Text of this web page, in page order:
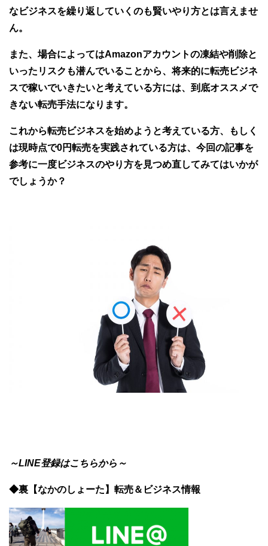
なビジネスを繰り返していくのも賢いやり方とは言えませ
ん。
また、場合によってはAmazonアカウントの凍結や削除と
いったリスクも潜んでいることから、将来的に転売ビジネ
スで稼いでいきたいと考えている方には、到底オススメで
きない転売手法になります。
これから転売ビジネスを始めようと考えている方、もしく
は現時点で0円転売を実践されている方は、今回の記事を
参考に一度ビジネスのやり方を見つめ直してみてはいかが
でしょうか？
～LINE登録はこちらから～
◆裏【なかのしょーた】転売＆ビジネス情報